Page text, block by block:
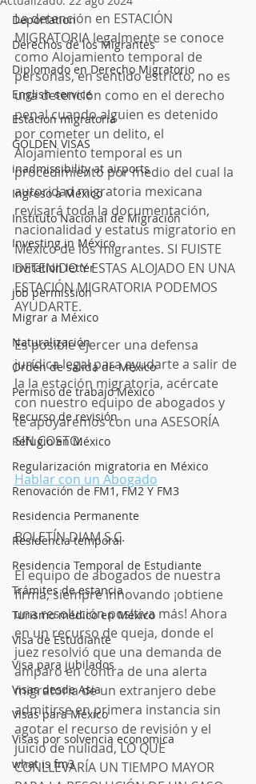
Deportation
Derechos de los Migrantes
Diplomado en Derecho Migratorio
English service
Estacion migratoria
GOLDEN VISAS
inadmissibility at airports
Ingreso a México
Instituto Nacional de Migración
Investing in México
Invitation letter
job permission
Migrar a México
Naturalización
Orden de salida de México
Permiso de trabajo México
Recurso de revisión
Refugio en México
Regularización migratoria en México
Renovación de FM1, FM2 Y FM3
Residencia Permanente
Residencia temporal
Residencia Temporal de Estudiante
Trámites de estancia
Turismo médico en México
Visa de Estudiante
Visa para jubilados
Visas desde Asia
Visas para México
Visas por solvencia economica
what is fm3
La detención en ESTACIÓN
MIGRATORIA legalmente se conoce
como Alojamiento temporal de
personas, en sentido estricto, no es
una detención como en el derecho
penal cuando alguien es detenido
por cometer un delito, el
Alojamiento temporal es un
procedimiento por medio del cual la
autoridad migratoria mexicana
revisará toda la documentación,
nacionalidad y estatus migratorio en
México de los migrantes. SI FUISTE
DETENIDO Y ESTAS ALOJADO EN UNA
ESTACIÓN MIGRATORIA PODEMOS
AYUDARTE.
Es posible ejercer una defensa
jurídica legal para ayudarte a salir de
la la estación migratoria, acércate
con nuestro equipo de abogados y
te apoyaremos con una ASESORÍA
SIN COSTO:
Hablar con un Abogado
BOLETÍN DIAM S.C.
El equipo de abogados de nuestra
firma, siempre innovando ¡obtiene
una resolución positiva más! Ahora
en un recurso de queja, donde el
juez resolvió que una demanda de
amparo en contra de una alerta
migratoria de un extranjero debe
admitirse en primera instancia sin
agotar el recurso de revisión y el
juicio de nulidad, LO QUE
CONLLEVARÍA UN TIEMPO MAYOR